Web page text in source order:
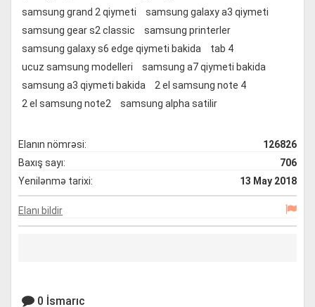
samsung grand 2 qiymeti
samsung galaxy a3 qiymeti
samsung gear s2 classic
samsung printerler
samsung galaxy s6 edge qiymeti bakida
tab 4
ucuz samsung modelleri
samsung a7 qiymeti bakida
samsung a3 qiymeti bakida
2 el samsung note 4
2 el samsung note2
samsung alpha satilir
Elanın nömrəsi:
126826
Baxış sayı:
706
Yenilənmə tarixi:
13 May 2018
Elanı bildir
0 İsmarıc